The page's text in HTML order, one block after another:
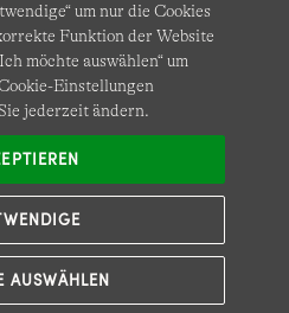
geschützt. Es gelten die
Nutzungsbedingungenvon
Google.
LANDS' END EUROPE
um nur die Cookies
Funktion der Website
möchte auswählen“ um
Einstellungen
jederzeit ändern.
AUSWÄHLEN